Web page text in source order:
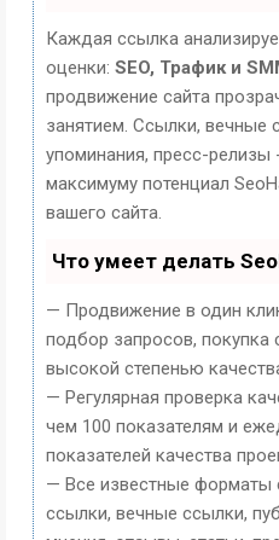
Каждая ссылка
оценки: SEO, Трафик и
продвижение сайта
занятием. Ссылки, вечные
упоминания, пресс-релизы
максимуму потенциал
вашего сайта.
Что умеет делать
— Продвижение в один
подбор запросов,
высокой степенью
— Регулярная проверка
чем 100 показателям и
показателей качества
— Все известные форматы
ссылки, вечные ссылки,